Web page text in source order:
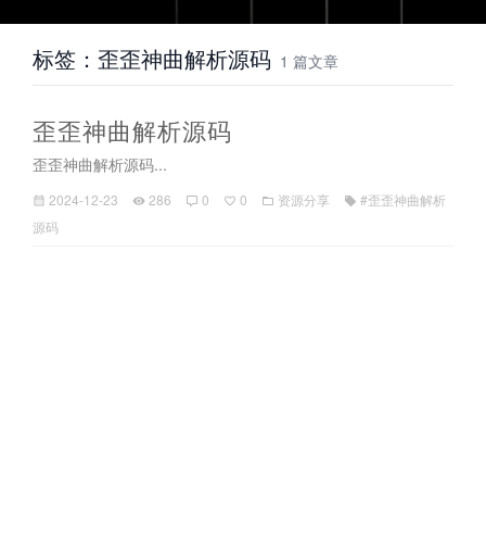
标签：歪歪神曲解析源码 1 篇文章
歪歪神曲解析源码
歪歪神曲解析源码...
2024-12-23 286 0 0 资源分享
#歪歪神曲解析
源码